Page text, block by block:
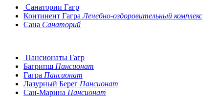
Санатории Гагр
Континент ГаграЛечебно-оздоровительный комплекс
Сана Санаторий
Пансионаты Гагр
Багрипш Пансионат
Гагра Пансионат
Лазурный Берег Пансионат
Сан-Марина Пансионат